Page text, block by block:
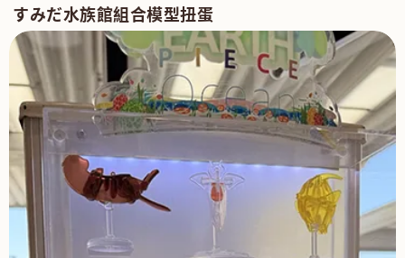
すみだ水族館組合模型扭蛋